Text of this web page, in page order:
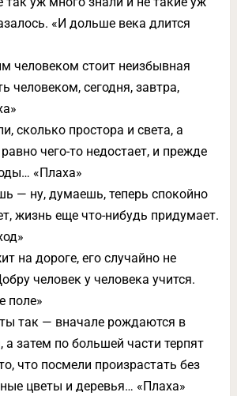
«И дольше века длится
человеком стоит неизбывная
человеком, сегодня, завтра,
сколько простора и света, а
чего-то недостает, и прежде
«Плаха»
— ну, думаешь, теперь спокойно
жизнь еще что-нибудь придумает.
на дороге, его случайно не
человек у человека учится.
поле»
так — вначале рождаются в
а затем по большей части терпят
что посмели произрастать без
цветы и деревья… «Плаха»